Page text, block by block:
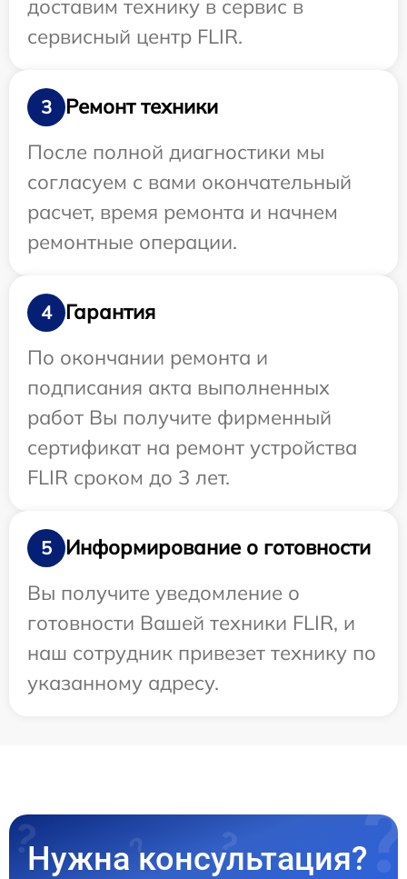
доставим технику в сервис в
сервисный центр FLIR.
3
Ремонт техники
После полной диагностики мы
согласуем с вами окончательный
расчет, время ремонта и начнем
ремонтные операции.
4
Гарантия
По окончании ремонта и
подписания акта выполненных
работ Вы получите фирменный
сертификат на ремонт устройства
FLIR сроком до 3 лет.
5
Информирование о готовности
Вы получите уведомление о
готовности Вашей техники FLIR, и
наш сотрудник привезет технику по
указанному адресу.
Нужна консультация?